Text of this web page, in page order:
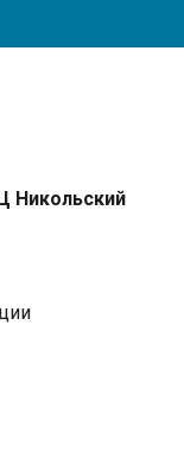
Никольский